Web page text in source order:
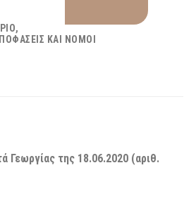
ΚΑΙ ΝΌΜΟΙ
Γεωργίας της 18.06.2020 (αριθ.